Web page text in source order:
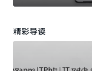
精彩导读